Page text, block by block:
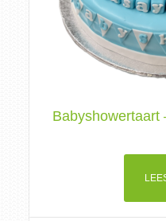
Babyshowertaart